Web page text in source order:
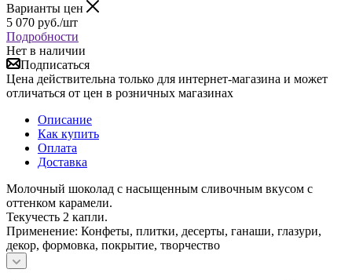
Варианты цен
5 070 руб./шт
Подробности
Нет в наличии
Подписаться
Цена действительна только для интернет-магазина и может
отличаться от цен в розничных магазинах
Описание
Как купить
Оплата
Доставка
Молочный шоколад с насыщенным сливочным вкусом с
оттенком карамели.
Текучесть 2 капли.
Применение: Конфеты, плитки, десерты, ганаши, глазури,
декор, формовка, покрытие, творчество